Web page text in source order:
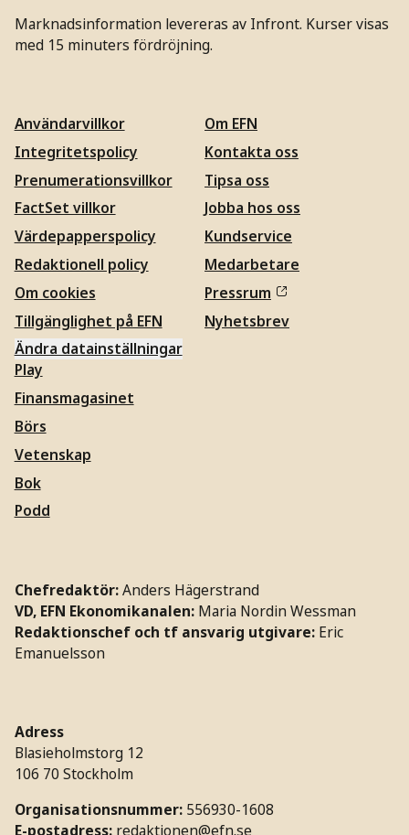
Marknadsinformation levereras av Infront. Kurser visas
med 15 minuters fördröjning.
Användarvillkor
Integritetspolicy
Prenumerationsvillkor
FactSet villkor
Värdepapperspolicy
Redaktionell policy
Om cookies
Tillgänglighet på EFN
Ändra datainställningar
Om EFN
Kontakta oss
Tipsa oss
Jobba hos oss
Kundservice
Medarbetare
Pressrum
Nyhetsbrev
Play
Finansmagasinet
Börs
Vetenskap
Bok
Podd
Chefredaktör:Anders Hägerstrand
VD, EFN Ekonomikanalen: Maria Nordin Wessman
Redaktionschef och tf ansvarig utgivare: Eric
Emanuelsson
Adress
Blasieholmstorg 12
106 70 Stockholm
Organisationsnummer: 556930-1608
E-postadress: redaktionen@efn.se